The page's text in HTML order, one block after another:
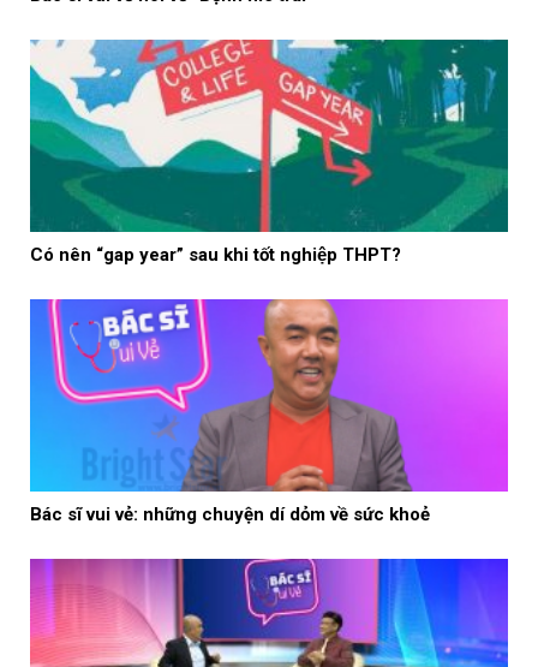
Có nên “gap year” sau khi tốt nghiệp THPT?
Bác sĩ vui vẻ: những chuyện dí dỏm về sức khoẻ